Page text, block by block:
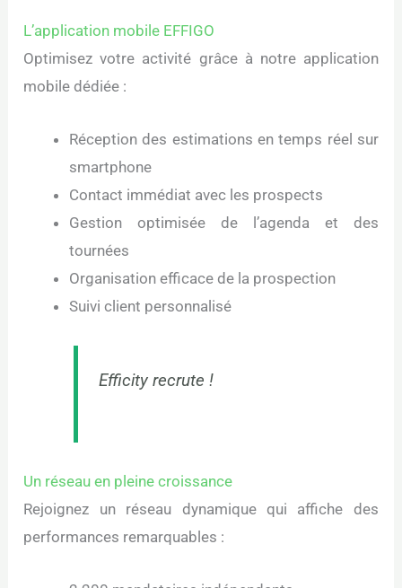
L’application mobile EFFIGO
Optimisez votre activité grâce à notre application
mobile dédiée :
Réception des estimations en temps réel sur
smartphone
Contact immédiat avec les prospects
Gestion optimisée de l’agenda et des
tournées
Organisation efficace de la prospection
Suivi client personnalisé
Efficity recrute !
Un réseau en pleine croissance
Rejoignez un réseau dynamique qui affiche des
performances remarquables :